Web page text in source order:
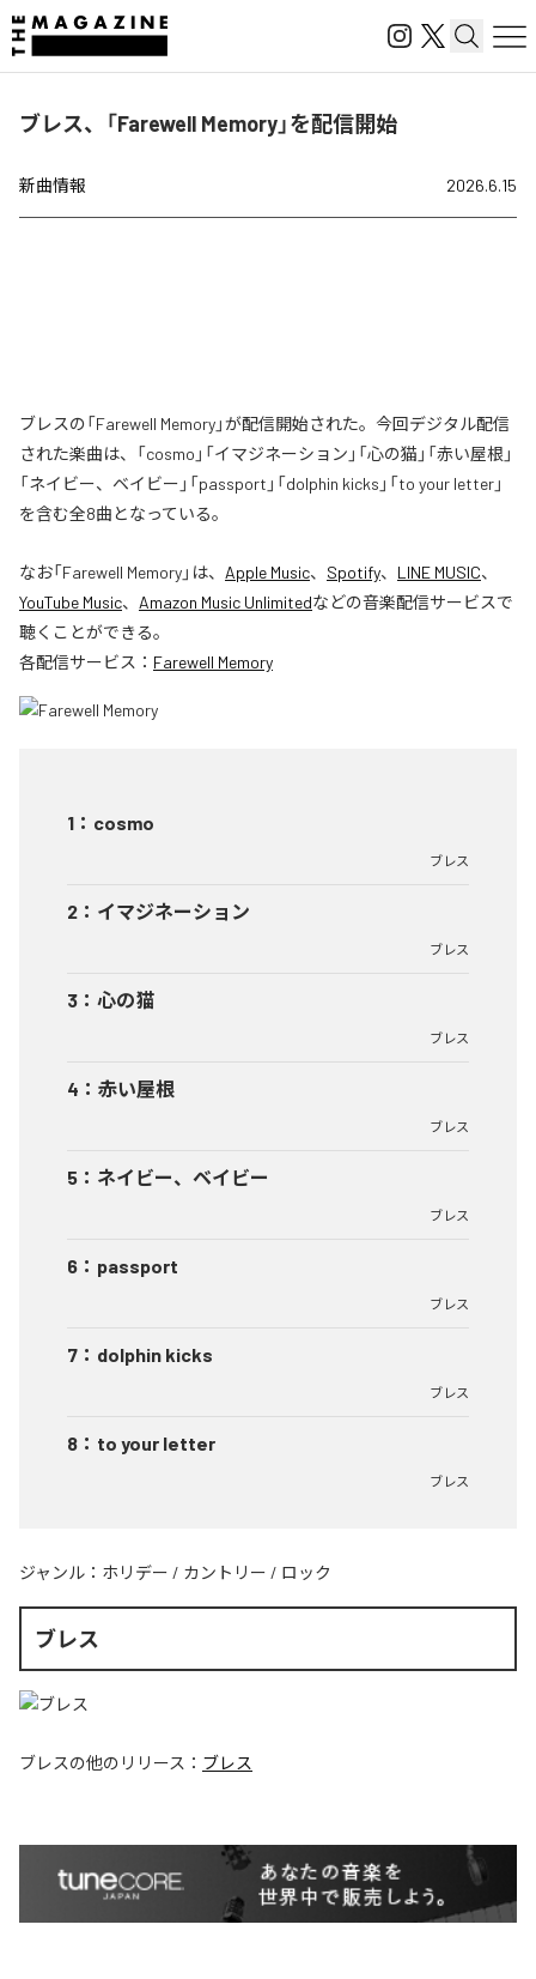
ブレス、「Farewell Memory」を配信開始
新曲情報 2026.6.15
ブレスの「Farewell Memory」が配信開始された。今回デジタル配信
された楽曲は、「cosmo」「イマジネーション」「心の猫」「赤い屋根」
「ネイビー、ベイビー」「passport」「dolphin kicks」「to your letter」
を含む全8曲となっている。
なお「Farewell Memory」は、 Apple Music、 Spotify、 LINE MUSIC、
YouTube Music、 Amazon Music Unlimitedなどの音楽配信サービスで
聴くことができる。
各配信サービス： Farewell Memory
1 ： cosmo
ブレス
2 ： イマジネーション
ブレス
3 ： 心の猫
ブレス
4 ： 赤い屋根
ブレス
5 ： ネイビー、ベイビー
ブレス
6 ： passport
ブレス
7 ： dolphin kicks
ブレス
8 ： to your letter
ブレス
ジャンル： ホリデー / カントリー / ロック
ブレス
ブレスの他のリリース： ブレス